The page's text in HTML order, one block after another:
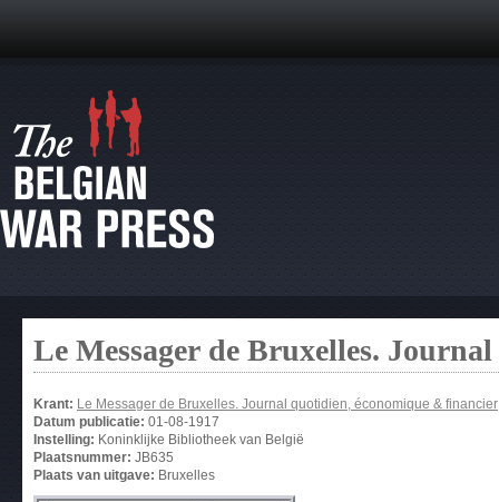
Le Messager de Bruxelles.
Krant: Le Messager de Bruxelles. Journal quotidien, économique & financier
Datum publicatie: 01-08-1917
Instelling: Koninklijke Bibliotheek van België
Plaatsnummer: JB635
Plaats van uitgave: Bruxelles